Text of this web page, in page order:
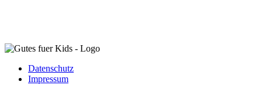
Datenschutz
Impressum